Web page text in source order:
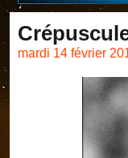
mardi 14 février